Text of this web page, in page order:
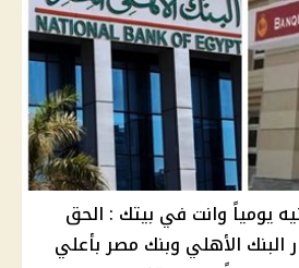
تقبض 1000 جنيه يومياً وانت في بيتك : الحق
الأهلي وبنك مصر بأعلي